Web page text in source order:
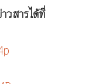
วสารได้ที่